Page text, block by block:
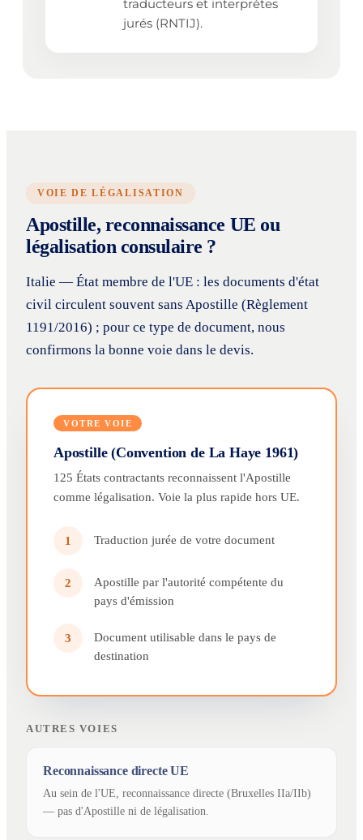
traducteurs et interprètes
jurés (RNTIJ).
VOIE DE LÉGALISATION
Apostille, reconnaissance UE ou
légalisation consulaire ?
Italie — État membre de l'UE : les documents d'état
civil circulent souvent sans Apostille (Règlement
1191/2016) ; pour ce type de document, nous
confirmons la bonne voie dans le devis.
VOTRE VOIE
Apostille (Convention de La Haye 1961)
125 États contractants reconnaissent l'Apostille
comme légalisation. Voie la plus rapide hors UE.
1 Traduction jurée de votre document
2
Apostille par l'autorité compétente du
pays d'émission
3
Document utilisable dans le pays de
destination
AUTRES VOIES
Reconnaissance directe UE
Au sein de l'UE, reconnaissance directe (Bruxelles IIa/IIb)
— pas d'Apostille ni de légalisation.